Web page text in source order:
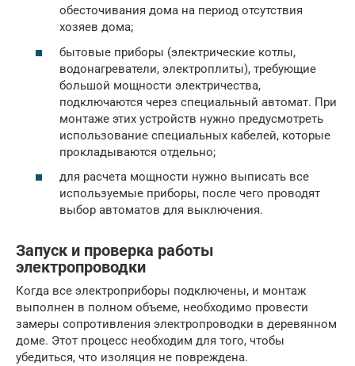
обесточивания дома на период отсутствия
хозяев дома;
бытовые приборы (электрические котлы,
водонагреватели, электроплиты), требующие
большой мощности электричества,
подключаются через специальный автомат. При
монтаже этих устройств нужно предусмотреть
использование специальных кабелей, которые
прокладываются отдельно;
для расчета мощности нужно выписать все
используемые приборы, после чего проводят
выбор автоматов для выключения.
Запуск и проверка работы
электропроводки
Когда все электроприборы подключены, и монтаж
выполнен в полном объеме, необходимо провести
замеры сопротивления электропроводки в деревянном
доме. Этот процесс необходим для того, чтобы
убедиться, что изоляция не повреждена.